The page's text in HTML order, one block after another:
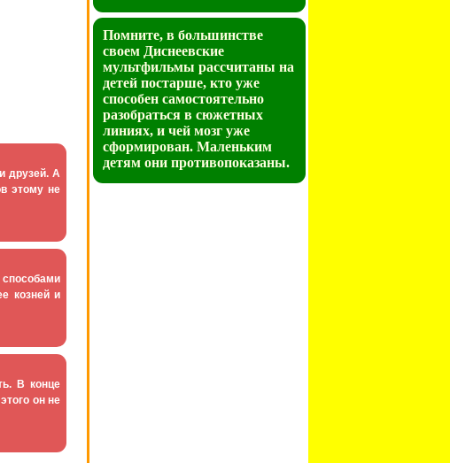
друзей. А
этому не
козней и
В конце
он не
Помните, в большинстве
своем Диснеевские
мультфильмы рассчитаны на
детей постарше, кто уже
способен самостоятельно
разобраться в сюжетных
линиях, и чей мозг уже
сформирован. Маленьким
детям они противопоказаны.